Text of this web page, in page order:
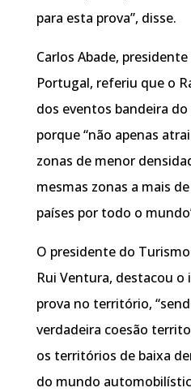
para esta prova”, disse.
Carlos Abade,
Portugal, referiu que o
dos eventos bandeira
porque “não apenas
zonas de menor
mesmas zonas a mais
países por todo o
O presidente do
Rui Ventura, destacou
prova no território,
verdadeira coesão
os territórios de baixa
do mundo